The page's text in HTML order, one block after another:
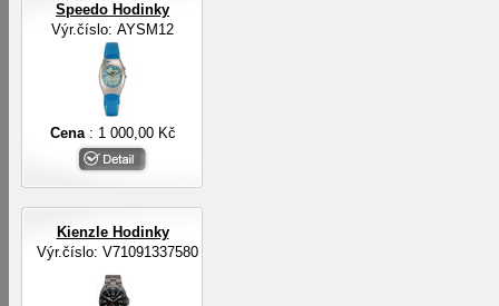
Speedo Hodinky
Výr.číslo: AYSM12
Cena : 1 000,00 Kč
Kienzle Hodinky
Výr.číslo: V71091337580